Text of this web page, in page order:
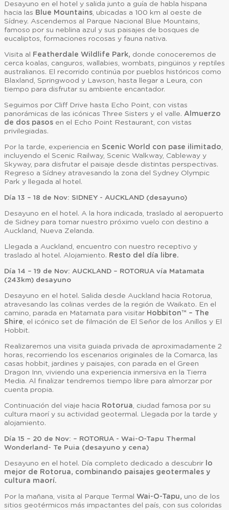
Desayuno en el hotel y salida junto a guía de habla hispana
hacia las Blue Mountains, ubicadas a 100 km al oeste de
Sídney. Ascendemos al Parque Nacional Blue Mountains,
famoso por su neblina azul y sus paisajes de bosques de
eucaliptos, formaciones rocosas y fauna nativa.
Visita al Featherdale Wildlife Park, donde conoceremos de
cerca koalas, canguros, wallabies, wombats, pingüinos y reptiles
australianos. El recorrido continúa por pueblos históricos como
Blaxland, Springwood y Lawson, hasta llegar a Leura, con
tiempo para disfrutar su ambiente encantador.
Seguimos por Cliff Drive hasta Echo Point, con vistas
panorámicas de las icónicas Three Sisters y el valle. Almuerzo
de dos pasos en el Echo Point Restaurant, con vistas
privilegiadas.
Por la tarde, experiencia en Scenic World con pase ilimitado,
incluyendo el Scenic Railway, Scenic Walkway, Cableway y
Skyway, para disfrutar el paisaje desde distintas perspectivas.
Regreso a Sídney atravesando la zona del Sydney Olympic
Park y llegada al hotel.
Día 13 – 18 de Nov: SIDNEY - AUCKLAND (desayuno)
Desayuno en el hotel. A la hora indicada, traslado al aeropuerto
de Sidney para tomar nuestro próximo vuelo con destino a
Auckland, Nueva Zelanda.
Llegada a Auckland, encuentro con nuestro receptivo y
traslado al hotel. Alojamiento. Resto del día libre.
Día 14 – 19 de Nov: AUCKLAND – ROTORUA vía Matamata
(243km) desayuno
Desayuno en el hotel. Salida desde Auckland hacia Rotorua,
atravesando las colinas verdes de la región de Waikato. En el
camino, parada en Matamata para visitar Hobbiton™ – The
Shire, el icónico set de filmación de El Señor de los Anillos y El
Hobbit.
Realizaremos una visita guiada privada de aproximadamente 2
horas, recorriendo los escenarios originales de la Comarca, las
casas hobbit, jardines y paisajes, con parada en el Green
Dragon Inn, viviendo una experiencia inmersiva en la Tierra
Media. Al finalizar tendremos tiempo libre para almorzar por
cuenta propia.
Continuación del viaje hacia Rotorua, ciudad famosa por su
cultura maorí y su actividad geotermal. Llegada por la tarde y
alojamiento.
Día 15 – 20 de Nov: – ROTORUA - Wai-O-Tapu Thermal
Wonderland- Te Puia (desayuno y cena)
Desayuno en el hotel. Día completo dedicado a descubrir lo
mejor de Rotorua, combinando paisajes geotermales y
cultura maorí.
Por la mañana, visita al Parque Termal Wai-O-Tapu, uno de los
sitios geotérmicos más impactantes del país, con sus coloridas